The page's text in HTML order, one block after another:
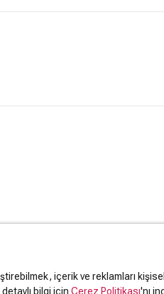
içerik ve reklamları
bilgi için Çerez Politikası'nı